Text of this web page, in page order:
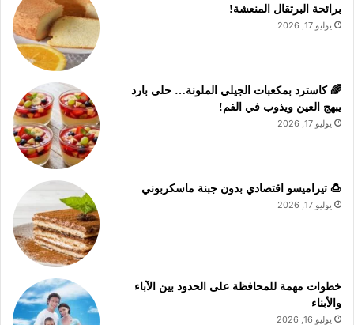
برائحة البرتقال المنعشة!
يوليو 17, 2026
🌈 كاسترد بمكعبات الجيلي الملونة… حلى بارد
يبهج العين ويذوب في الفم!
يوليو 17, 2026
🍮 تيراميسو اقتصادي بدون جبنة ماسكربوني
يوليو 17, 2026
خطوات مهمة للمحافظة على الحدود بين الآباء
والأبناء
يوليو 16, 2026